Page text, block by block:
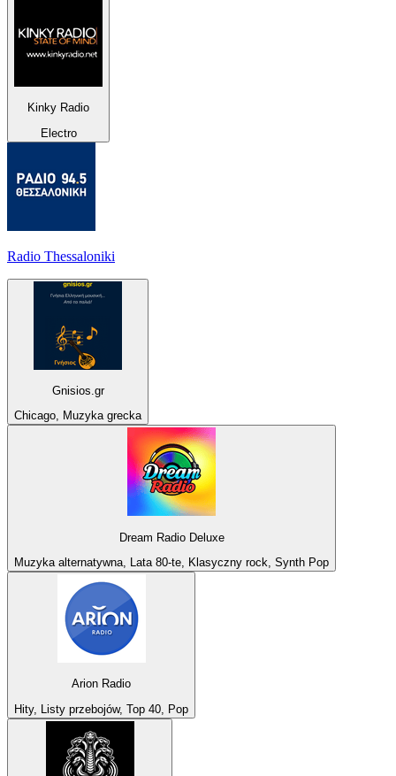
Kinky Radio
Electro
Radio Thessaloniki
Gnisios.gr
Chicago, Muzyka grecka
Dream Radio Deluxe
Muzyka alternatywna, Lata 80-te, Klasyczny rock, Synth Pop
Arion Radio
Hity, Listy przebojów, Top 40, Pop